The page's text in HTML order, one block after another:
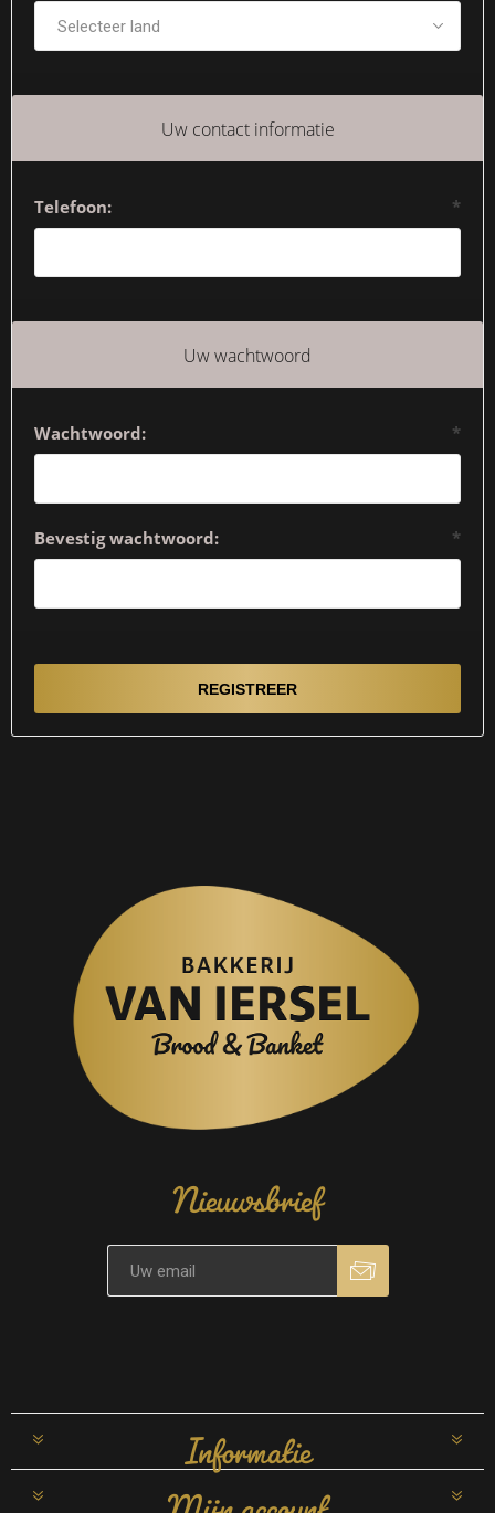
Uw contact informatie
Telefoon: *
Uw wachtwoord
Wachtwoord: *
Bevestig wachtwoord: *
Nieuwsbrief
Informatie